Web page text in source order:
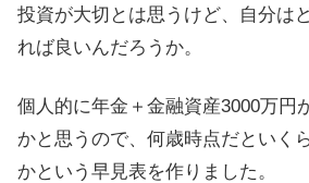
投資が大切とは思うけど、自分は
れば良いんだろうか。
個人的に年金＋金融資産3000万円
かと思うので、何歳時点だといく
かという早見表を作りました。